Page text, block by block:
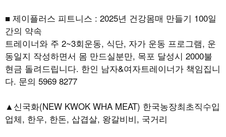
■ 제이플러스 피트니스 : 2025년 건강몸매 만들기 100일
간의 약속
트레이너와 주 2~3회운동, 식단, 자가 운동 프로그램, 운
동일지 작성하면서 몸 만드실분만, 목포 달성시 2000불
현금 돌려드립니다. 한인 남자&여자트레이너가 책임집니
다. 문의 5969 8277
▲신국화(NEW KWOK WHA MEAT) 한국농장최초직수입
업체, 한우, 한돈, 삽겹살, 왕갈비비, 국거리